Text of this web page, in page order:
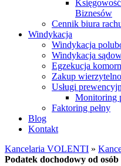
Biznesów
Cennik biura
Windykacja
Windykacja
Windykacja
Egzekucja
Zakup
Usługi
Monitoring
Faktoring pełny
Blog
Kontakt
Kancelaria VOLENTI »
Podatek dochodowy od